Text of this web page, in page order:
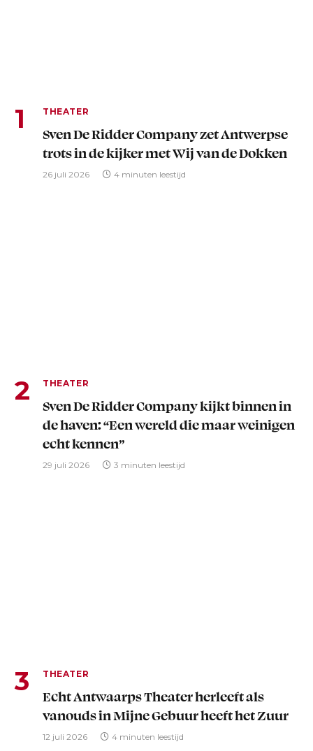
THEATER
Sven De Ridder Company zet Antwerpse
trots in de kijker met Wij van de Dokken
26 juli 2026 4 minuten leestijd
THEATER
Sven De Ridder Company kijkt binnen in
de haven: “Een wereld die maar weinigen
echt kennen”
29 juli 2026 3 minuten leestijd
THEATER
Echt Antwaarps Theater herleeft als
vanouds in Mijne Gebuur heeft het Zuur
12 juli 2026 4 minuten leestijd